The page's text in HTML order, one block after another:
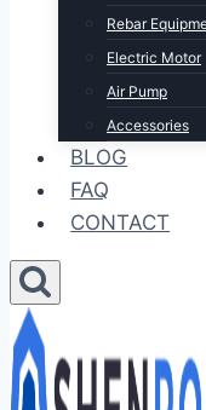
Rebar
Electric Motor
Air Pump
Accessories
BLOG
FAQ
CONTACT